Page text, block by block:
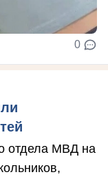
0
отдела МВД на